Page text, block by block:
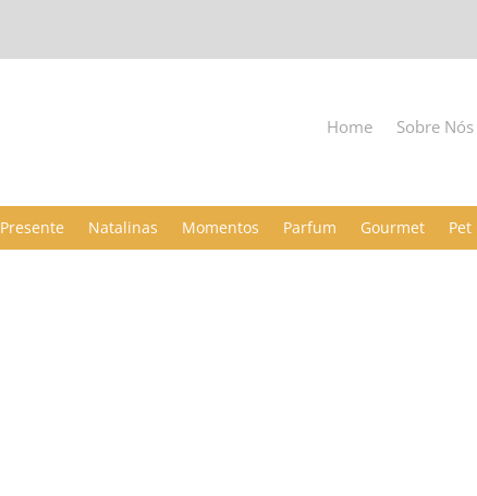
Home Sobre Nós
Presente Natalinas Momentos Parfum Gourmet Pet